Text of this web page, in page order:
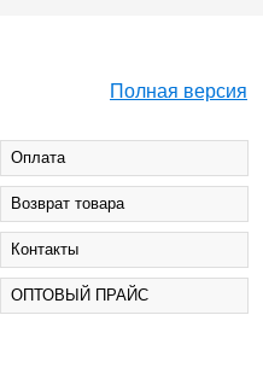
Полная версия
Оплата
Возврат товара
Контакты
ОПТОВЫЙ ПРАЙС